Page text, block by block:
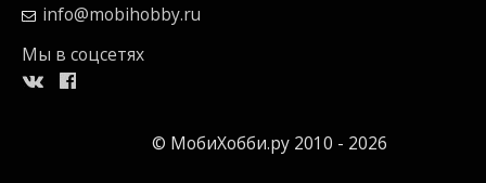
info@mobihobby.ru
Мы в соцсетях
© МобиХобби.ру 2010 - 2026